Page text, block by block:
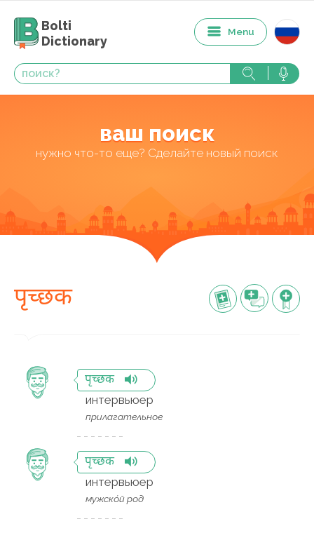
Bolti
Dictionary
Menu
ваш поиск
нужно что-то еще? Сделайте новый поиск
पृच्छक
पृच्छक
интервьюер
прилагательное
पृच्छक
интервьюер
мужско́й род